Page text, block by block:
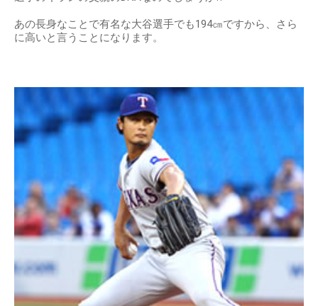
あの長身なことで有名な大谷選手でも194㎝ですから、さら
に高いと言うことになります。